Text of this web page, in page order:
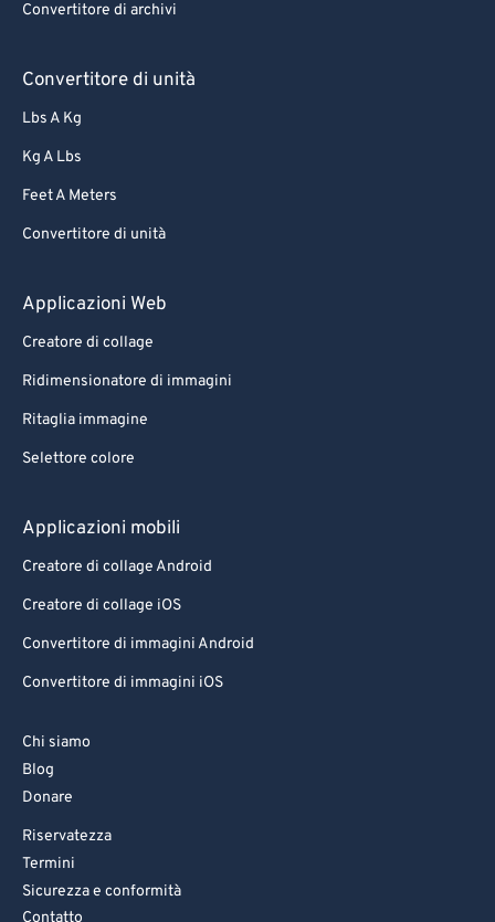
Convertitore di archivi
Convertitore di unità
Lbs A Kg
Kg A Lbs
Feet A Meters
Convertitore di unità
Applicazioni Web
Creatore di collage
Ridimensionatore di immagini
Ritaglia immagine
Selettore colore
Applicazioni mobili
Creatore di collage Android
Creatore di collage iOS
Convertitore di immagini Android
Convertitore di immagini iOS
Chi siamo
Blog
Donare
Riservatezza
Termini
Sicurezza e conformità
Contatto